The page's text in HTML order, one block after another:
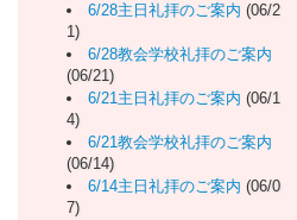
6/28主日礼拝のご案内 (06/2
1)
6/28教会学校礼拝のご案内
(06/21)
6/21主日礼拝のご案内 (06/1
4)
6/21教会学校礼拝のご案内
(06/14)
6/14主日礼拝のご案内 (06/0
7)